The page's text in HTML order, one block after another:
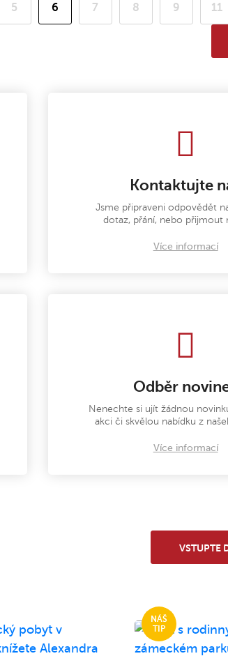
5 6(aktuální)
7 8 9 11
Kontaktujte
Jsme připraveni odpovědět
dotaz, přání, nebo přijmout
Více informací
Odběr
Nenechte si ujít žádnou
akci či skvělou nabídku z
Více informací
VSTUPTE